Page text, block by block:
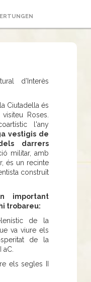
d’Interès
Ciutadella és
Roses.
l'any
vestigis de
darrers
militar, amb
és un recinte
construït
important
trobareu:
de la
va viure els
de la
els segles II